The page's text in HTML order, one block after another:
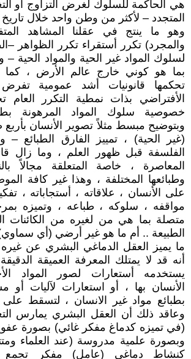
هي الحاكمة للسلوك لغرض التزاوج أو
المتجدد – لأكثر من وطن واحد خلال تاريخ
وهو ما ينتج في عقلنا المشاهد
والمجرد) تكرر أستقراء تكرر الظواهر
لسلوك المواد غير الحية والمواد الحية –
بما هو كوني خارج عالم الأرض ، كما
تحكمها قانونيات أشد عمومية تفرض
الأفتراضي بذات نمطية التكرر العام
خصوصية سلوك المواد المرهونة
وبتوضيح مبسط مثلاً تصوير الأنسان
(غير الحية) ، تمييز الفارق الطبائع
الفلسفة قبل ظهور العلم ، وما زال
المعاصرة ، خاصة المتعلقة مجالاً
وطبائعها المختلفة ، وهذا غير كافة
على الأنسان ، علاقاته ، أستجاباته ،
مواقفه ، سلوكه ، طباعه ، وتميزه
متصلة بما هي من لغيره من الكائنات
الطبيعة .. أم ما هو غير أرضي (أي
ما يميز العقل الدماغي البشري عن غيره
أنه قد لا يمتلك المعرفة العميقة
يستخدمه أستعارات لصور المواد
الأنسان بها ، أو استعارات لآليات أو
بطبائع مواد غير الانسان ، لتسقط على
وعاقد ذلك أن العقل البشري يمارس
(في تميزه كدماغ مفكر غائي) بصورة
وبصورة علمية مدروسة (عند العلماء
كنشاط دماغي (عامل) مفكر تجمع